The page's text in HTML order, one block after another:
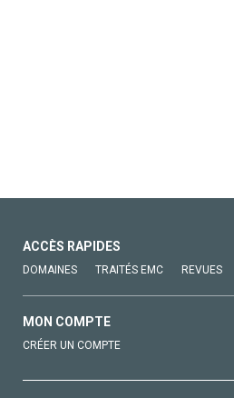
ACCÈS RAPIDES
DOMAINES TRAITÉS EMC REVUES
MON COMPTE
CRÉER UN COMPTE